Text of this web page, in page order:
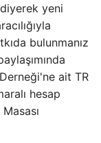
yeni
bulunmanız
ait TR
hesap